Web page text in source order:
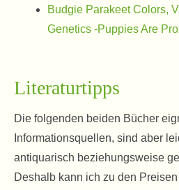
Budgie Parakeet Colors,
Genetics -Puppies Are
Literaturtipps
Die folgenden beiden Bücher
Informationsquellen, sind aber
antiquarisch beziehungsweise
Deshalb kann ich zu den